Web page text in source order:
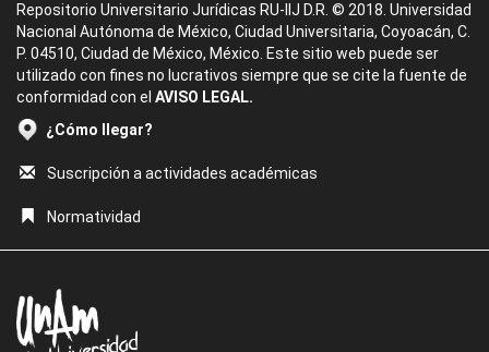
Repositorio Universitario Jurídicas RU-IIJ D.R. © 2018. Universidad
Nacional Autónoma de México, Ciudad Universitaria, Coyoacán, C.
P. 04510, Ciudad de México, México. Este sitio web puede ser
utilizado con fines no lucrativos siempre que se cite la fuente de
conformidad con el AVISO LEGAL.
¿Cómo llegar?
Suscripción a actividades académicas
Normatividad